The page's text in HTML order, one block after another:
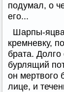
подумал, о
его...
Шарпы-яцва
кремневку,
брата.
бурлящий
он мертвого
лице, и